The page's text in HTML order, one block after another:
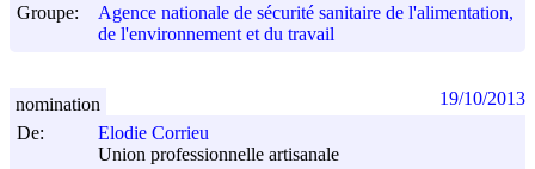
Groupe:
Agence nationale de sécurité sanitaire de l'alimentation,
de l'environnement et du travail
De:
Elodie Corrieu
Union professionnelle artisanale
nomination 19/10/2013